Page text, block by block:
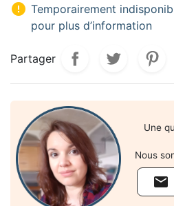
 Temporairement
pour plus d’information
Partager
Une
Nous
